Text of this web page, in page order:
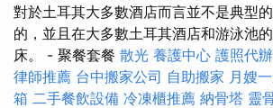
對於土耳其大多數酒店而言並不是典型
的，並且在大多數土耳其酒店和游泳池
床。 - 聚餐套餐 散光 養護中心 護照代辦
律師推薦 台中搬家公司 自助搬家 月嫂
箱 二手餐飲設備 冷凍櫃推薦 納骨塔 靈